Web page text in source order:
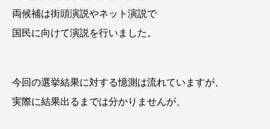
両候補は街頭演説やネット演説で
国民に向けて演説を行いました。
今回の選挙結果に対する憶測は流れていますが、
実際に結果出るまでは分かりませんが、